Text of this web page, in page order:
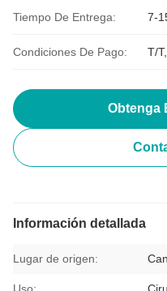
Tiempo De Entrega: 7-
Condiciones De Pago: T/
Obtenga
Información detallada
Lugar de origen: